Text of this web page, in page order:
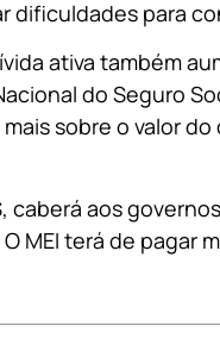
dificuldades para
ativa também
do Seguro
sobre o valor
caberá aos
MEI terá de pagar